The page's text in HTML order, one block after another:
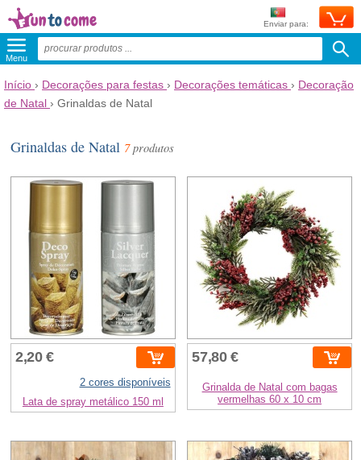
Enviar para:
Menu
Início › Decorações para festas › Decorações temáticas › Decoração
de Natal › Grinaldas de Natal
Grinaldas de Natal 7produtos
2,20 €
2 cores disponíveis
Lata de spray metálico 150 ml
57,80 €
Grinalda de Natal com bagas
vermelhas 60 x 10 cm